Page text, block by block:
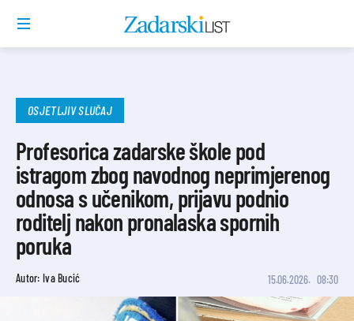
OSJETLJIV SLUČAJ
Profesorica zadarske škole pod
istragom zbog navodnog neprimjerenog
odnosa s učenikom, prijavu podnio
roditelj nakon pronalaska spornih
poruka
Autor: Iva Bucić 15.06.2026. 08:30